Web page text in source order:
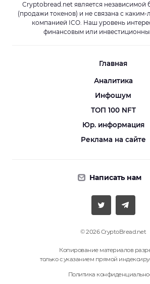
Cryptobread.net является независимой
(продажи токенов) и не связана с
компанией ICO. Наш уровень
финансовым или
Главная
Аналитика
Инфошум
ТОП 100 NFT
Юр. информация
Реклама на сайте
Написать нам
© 2026 CryptoBread.net
Копирование материалов
только с указанием прямой
Политика